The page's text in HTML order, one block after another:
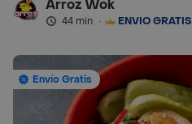
Arroz Wok
44 min · ENVÍO GRATIS
Envío Gratis